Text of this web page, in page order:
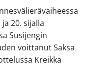
20. sijalla
Susijengin
voittanut Saksa
Kreikka